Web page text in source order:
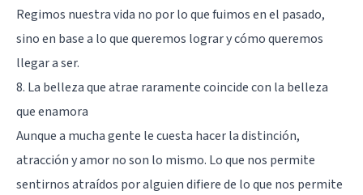
Regimos nuestra vida no por lo que fuimos en el pasado,
sino en base a lo que queremos lograr y cómo queremos
llegar a ser.
8. La belleza que atrae raramente coincide con la belleza
que enamora
Aunque a mucha gente le cuesta hacer la distinción,
atracción y amor no son lo mismo. Lo que nos permite
sentirnos atraídos por alguien difiere de lo que nos permite